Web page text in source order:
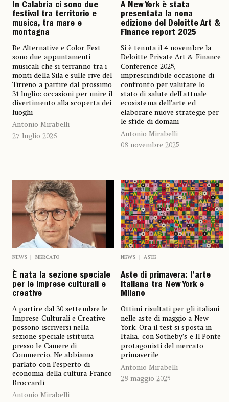
In Calabria ci sono due
festival tra territorio e
musica, tra mare e
montagna
Be Alternative e Color Fest
sono due appuntamenti
musicali che si terranno tra i
monti della Sila e sulle rive del
Tirreno a partire dal prossimo
31 luglio: occasioni per unire il
divertimento alla scoperta dei
luoghi
Antonio Mirabelli
27 luglio 2026
A New York è stata
presentata la nona
edizione del Deloitte Art &
Finance report 2025
Si è tenuta il 4 novembre la
Deloitte Private Art & Finance
Conference 2025,
imprescindibile occasione di
confronto per valutare lo
stato di salute dell’attuale
ecosistema dell’arte ed
elaborare nuove strategie per
le sfide di domani
Antonio Mirabelli
08 novembre 2025
NEWS MERCATO
È nata la sezione speciale
per le imprese culturali e
creative
A partire dal 30 settembre le
Imprese Culturali e Creative
possono iscriversi nella
sezione speciale istituita
presso le Camere di
Commercio. Ne abbiamo
parlato con l’esperto di
economia della cultura Franco
Broccardi
Antonio Mirabelli
NEWS ASTE
Aste di primavera: l’arte
italiana tra New York e
Milano
Ottimi risultati per gli italiani
nelle aste di maggio a New
York. Ora il test si sposta in
Italia, con Sotheby’s e Il Ponte
protagonisti del mercato
primaverile
Antonio Mirabelli
28 maggio 2025